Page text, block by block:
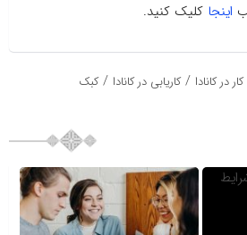
اینجا کلیک کنید.
کار در کانادا /کاریابی در کانادا /کبک